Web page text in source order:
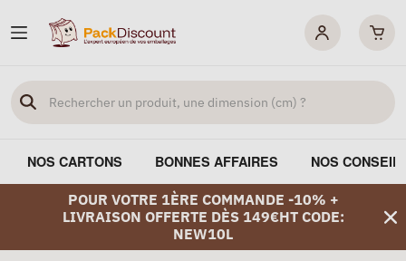
NOS CARTONS BONNES AFFAIRES NOS
POUR VOTRE 1ÈRE COMMANDE -10% +
LIVRAISON OFFERTE DÈS 149€HT CODE:
NEW10L